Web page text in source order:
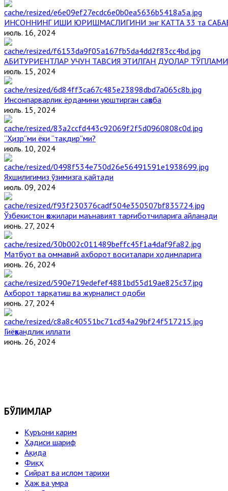
ИНСОННИНГ ИШИ ЮРИШМАСЛИГИНИ энг КАТТА 33 та
июль. 16, 2024
АБИТУРИЕНТЛАР УЧУН ТАВСИЯ ЭТИЛГАН ДУОЛАР ТЎПЛАМИ
июль. 15, 2024
Инсонпарварлик ёрдамини уюштирган саҳоба
июль. 15, 2024
“Ҳизр”ми ёки “тақдир”ми?
июль. 10, 2024
Яхшилигимиз ўзимизга қайтади
июль. 09, 2024
Ўзбекистон ҳожилари маънавият тарғиботчиларига айланади
июнь. 27, 2024
Матбуот ва оммавий ахборот воситалари ходимларига
июнь. 26, 2024
Ахборот тарқатиш ва журналист одоби
июнь. 27, 2024
Гиёҳвандлик иллати
июнь. 26, 2024
БЎЛИМЛАР
Қуръони карим
Ҳадиси шариф
Ақида
Фиқҳ
Сийрат ва ислом тарихи
Ҳаж ва умра